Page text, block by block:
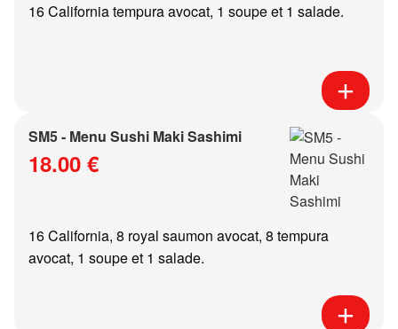
16 California tempura avocat, 1 soupe et 1 salade.
SM5 - Menu Sushi Maki Sashimi
18.00 €
16 California, 8 royal saumon avocat, 8 tempura
avocat, 1 soupe et 1 salade.